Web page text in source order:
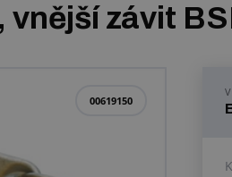
vnější závit
00619150